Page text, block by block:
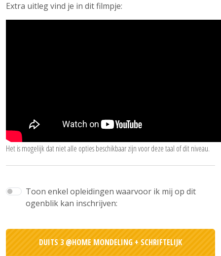
Extra uitleg vind je in dit filmpje:
Het is mogelijk dat niet alle opties beschikbaar zijn voor deze taal of dit niveau.
Toon enkel opleidingen waarvoor ik mij op dit
ogenblik kan inschrijven:
DUITS 3 @HOME MONDELING + SCHRIFTELIJK